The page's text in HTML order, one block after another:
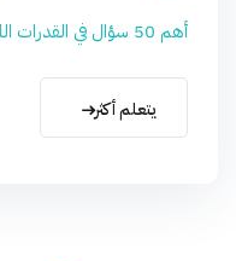
أهم 50 سؤال في القدرات اللفظية تدرب على أهم 50...
يتعلم أكثر